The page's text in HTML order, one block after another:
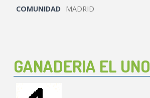
COMUNIDAD MADRID
GANADERIA EL UNO